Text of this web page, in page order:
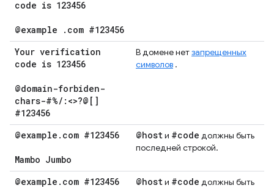
code is 123456
@example . com #123456
Your verification
code is 123456
@domain-forbiden-
chars-#%/ :<>?@[]
#123456
В домене нетзапрещенных
символов .
@example . com #123456
Mambo Jumbo
@hostи #code должны быть
последней строкой.
@example . com #123456 @hostи #code должны быть